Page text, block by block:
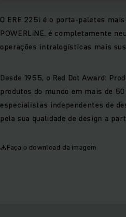
O ERE 225i é o porta-paletes
POWERLiNE, é completamente
operações intralogísticas mais
Desde 1955, o Red Dot Award:
produtos do mundo em mais de
especialistas independentes de
pela sua qualidade de design a
Faça o download da imagem